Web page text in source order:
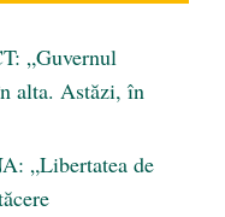
„Guvernul
alta. Astăzi, în
„Libertatea de